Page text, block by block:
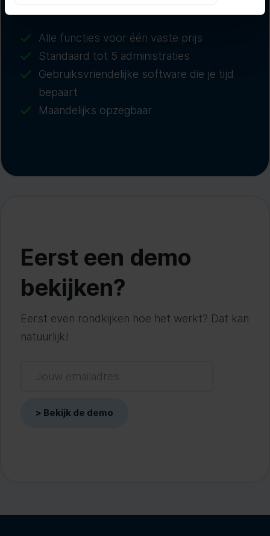
Alle functies voor één vaste prijs
Standaard tot 5 administraties
Gebruiksvriendelijke software die je tijd
bepaart
Maandelijks opzegbaar
Eerst een demo
bekijken?
Eerst even rondkijken hoe het werkt? Dat kan
natuurlijk!